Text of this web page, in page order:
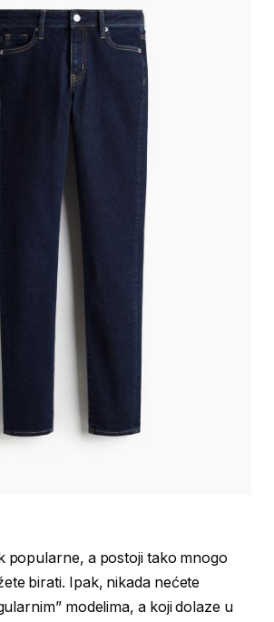
popularne, a postoji tako mnogo
birati. Ipak, nikada nećete
modelima, a koji dolaze u